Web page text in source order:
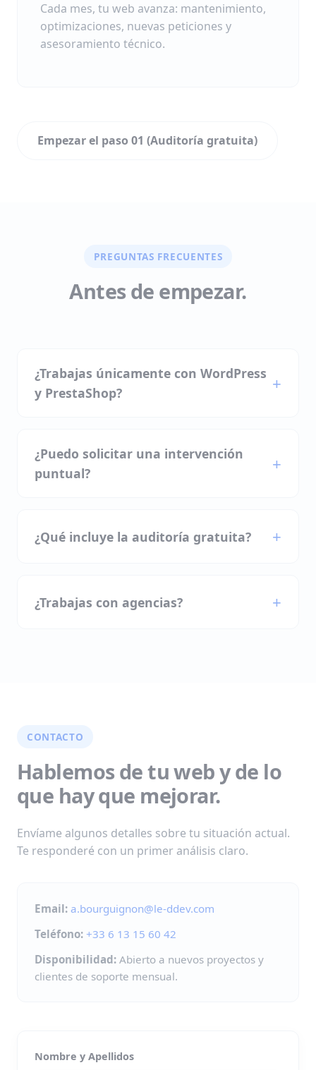
Cada mes, tu web avanza: mantenimiento,
optimizaciones, nuevas peticiones y
asesoramiento técnico.
Empezar el paso 01 (Auditoría gratuita)
PREGUNTAS FRECUENTES
Antes de empezar.
¿Trabajas únicamente con WordPress
y PrestaShop?
¿Puedo solicitar una intervención
puntual?
¿Qué incluye la auditoría gratuita?
¿Trabajas con agencias?
CONTACTO
Hablemos de tu web y de lo
que hay que mejorar.
Envíame algunos detalles sobre tu situación actual.
Te responderé con un primer análisis claro.
Email: a.bourguignon@le-ddev.com
Teléfono: +33 6 13 15 60 42
Disponibilidad: Abierto a nuevos proyectos y
clientes de soporte mensual.
Nombre y Apellidos